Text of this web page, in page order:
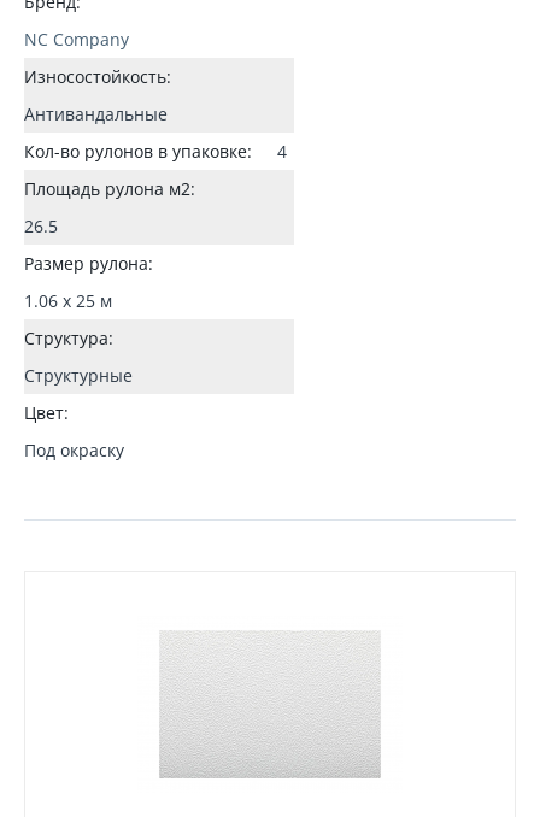
NC Company
Износостойкость:
Антивандальные
Кол-во рулонов в упаковке:
4
Площадь рулона м2:
26.5
Размер рулона:
1.06 x 25 м
Структура:
Структурные
Цвет:
Под окраску